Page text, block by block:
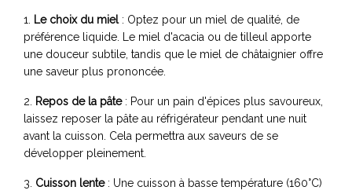
1. Le choix du miel: Optez pour un miel de qualité, de
préférence liquide. Le miel d'acacia ou de tilleul apporte
une douceur subtile, tandis que le miel de châtaignier offre
une saveur plus prononcée.
2. Repos de la pâte: Pour un pain d'épices plus savoureux,
laissez reposer la pâte au réfrigérateur pendant une nuit
avant la cuisson. Cela permettra aux saveurs de se
développer pleinement.
3. Cuisson lente: Une cuisson à basse température (160°C)